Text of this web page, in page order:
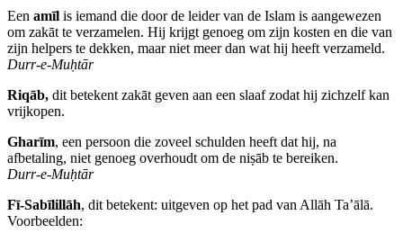
Een amīl is iemand die door de leider van de Islam is aangewezen
om zakāt te verzamelen. Hij krijgt genoeg om zijn kosten en die van
zijn helpers te dekken, maar niet meer dan wat hij heeft verzameld.
Durr‑e‑Muḥtār
Riqāb, dit betekent zakāt geven aan een slaaf zodat hij zichzelf kan
vrijkopen.
Gharīm, een persoon die zoveel schulden heeft dat hij, na
afbetaling, niet genoeg overhoudt om de niṣāb te bereiken.
Durr‑e‑Muḥtār
Fī‑Sabīlillāh, dit betekent: uitgeven op het pad van Allāh Ta’ālā.
Voorbeelden: